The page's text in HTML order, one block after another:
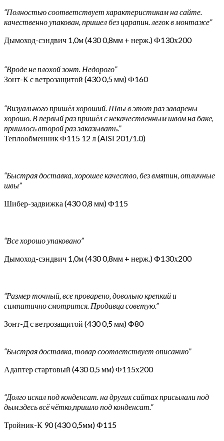
“Полностью соответствует характеристикам на сайте.
качественно упакован, пришел без царапин. легок в монтаже”
Дымоход-сэндвич 1,0м (430 0,8мм + нерж.) Ф130х200
“Вроде не плохой зонт. Недорого”
Зонт-К с ветрозащитой (430 0,5 мм) Ф160
“Визуального пришёл хороший. Швы в этот раз заварены
хорошо. В первый раз пришёл с некачественным швом на баке,
пришлось второй раз заказывать.”
Теплообменник Ф115 12 л (AISI 201/1.0)
“Быстрая доставка, хорошее качество, без вмятин, отличные
швы”
Шибер-задвижка (430 0,8 мм) Ф115
“Все хорошо упаковано”
Дымоход-сэндвич 1,0м (430 0,8мм + нерж.) Ф130х200
“Размер точный, все проварено, довольно крепкий и
симпатично смотрится. Продавца советую.”
Зонт-Д с ветрозащитой (430 0,5 мм) Ф80
“Быстрая доставка, товар соответствует описанию”
Адаптер стартовый (430 0,5 мм) Ф115х200
“Долго искал под конденсат. на других сайтах присылали под
дым.здесь всё чётко,пришло под конденсат.”
Тройник-К 90 (430 0,5мм) Ф115